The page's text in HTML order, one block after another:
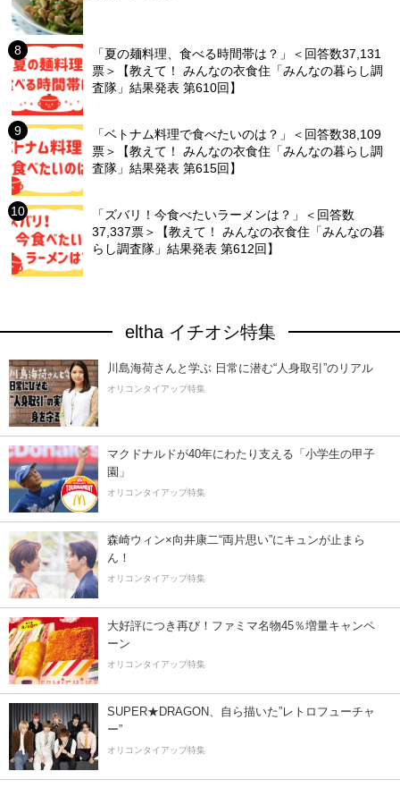
「夏の麺料理、食べる時間帯は？」＜回答数37,131
票＞【教えて！ みんなの衣食住「みんなの暮らし調
査隊」結果発表 第610回】
「ベトナム料理で食べたいのは？」＜回答数38,109
票＞【教えて！ みんなの衣食住「みんなの暮らし調
査隊」結果発表 第615回】
「ズバリ！今食べたいラーメンは？」＜回答数
37,337票＞【教えて！ みんなの衣食住「みんなの暮
らし調査隊」結果発表 第612回】
eltha イチオシ特集
川島海荷さんと学ぶ 日常に潜む“人身取引”のリアル
オリコンタイアップ特集
マクドナルドが40年にわたり支える「小学生の甲子
園」
オリコンタイアップ特集
森崎ウィン×向井康二“両片思い”にキュンが止まら
ん！
オリコンタイアップ特集
大好評につき再び！ファミマ名物45％増量キャンペ
ーン
オリコンタイアップ特集
SUPER★DRAGON、自ら描いた”レトロフューチャ
ー”
オリコンタイアップ特集